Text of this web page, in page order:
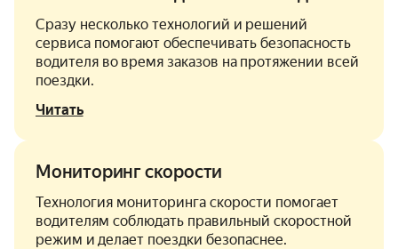
Сразу несколько технологий и решений
сервиса помогают обеспечивать безопасность
водителя во время заказов на протяжении всей
поездки.
Читать
Мониторинг скорости
Технология мониторинга скорости помогает
водителям соблюдать правильный скоростной
режим и делает поездки безопаснее.